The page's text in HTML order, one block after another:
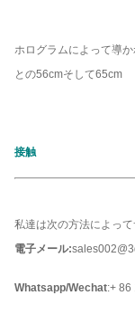
ホログラムによって導
との56cmそして65cm
接触
私達は次の方法によっ
電子メール:
Whatsapp/Wechat:+ 86